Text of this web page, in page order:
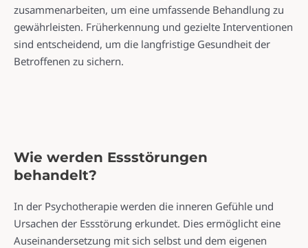
zusammenarbeiten, um eine umfassende Behandlung zu
gewährleisten. Früherkennung und gezielte Interventionen
sind entscheidend, um die langfristige Gesundheit der
Betroffenen zu sichern.
Wie werden Essstörungen
behandelt?
In der Psychotherapie werden die inneren Gefühle und
Ursachen der Essstörung erkundet. Dies ermöglicht eine
Auseinandersetzung mit sich selbst und dem eigenen